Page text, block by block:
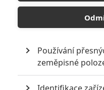
Sci-fi filmy v současné
akčním žánrem. Je tedy
komedii. Snímek je
Sheckleyho Robot, který
Používání
zeměpisné